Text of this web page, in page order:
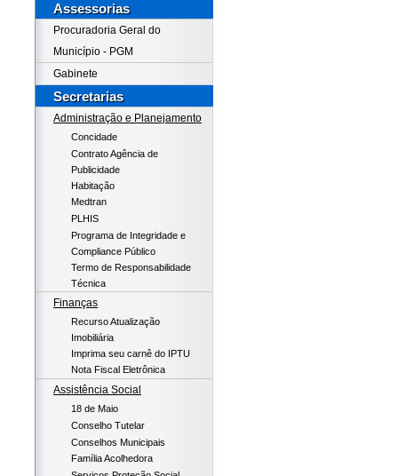
Assessorias
Procuradoria Geral do
Município - PGM
Gabinete
Secretarias
Administração e Planejamento
Concidade
Contrato Agência de
Publicidade
Habitação
Medtran
PLHIS
Programa de Integridade e
Compliance Público
Termo de Responsabilidade
Técnica
Finanças
Recurso Atualização
Imobiliária
Imprima seu carnê do IPTU
Nota Fiscal Eletrônica
Assistência Social
18 de Maio
Conselho Tutelar
Conselhos Municipais
Família Acolhedora